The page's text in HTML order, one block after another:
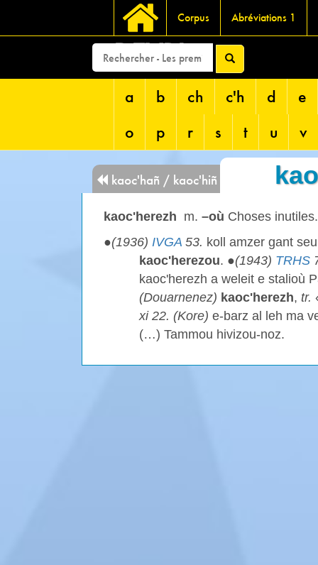
Corpus Abréviations 1
DEVRI
a b ch c'h d
e
o
p r s t u v
kaoc'hañ / kaoc'hiñ
kaoc'herezh m. –où Choses inutiles.
●(1936) IVGA 53. koll amzer gant
kaoc'herezou. ●(1943) TRHS
kaoc'herezh a weleit e stalioù
(Douarnenez) kaoc'herezh, tr.
xi 22. (Kore) e-barz al leh ma
(…) Tammou hivizou-noz.